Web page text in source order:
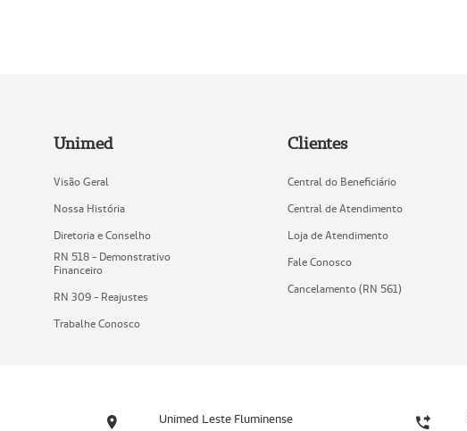
Unimed
Visão Geral
Nossa História
Diretoria e Conselho
RN 518 - Demonstrativo
Financeiro
RN 309 - Reajustes
Trabalhe Conosco
Clientes
Central do Beneficiário
Central de Atendimento
Loja de Atendimento
Fale Conosco
Cancelamento (RN 561)
Unimed Leste Fluminense